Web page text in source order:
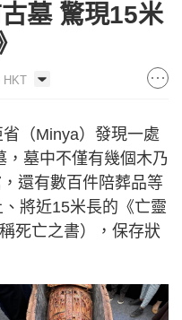
墓 驚現15米
HKT
（Minya）發現一處
，墓中不僅有幾個木乃
還有數百件陪葬品等
將近15米長的《亡靈
死亡之書），保存狀